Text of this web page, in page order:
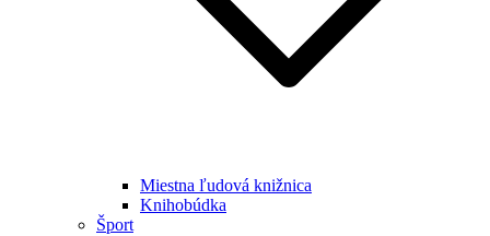
Miestna ľudová knižnica
Knihobúdka
Šport